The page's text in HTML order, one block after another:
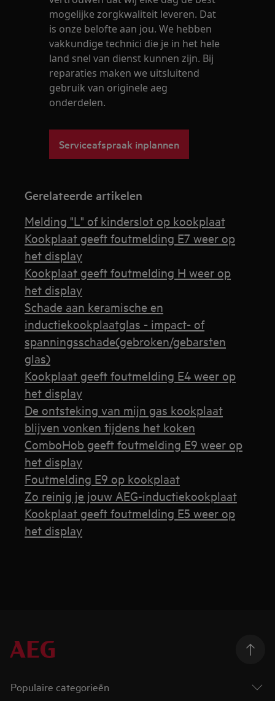
mogelijke zorgkwaliteit leveren. Dat
is onze belofte aan jou. We hebben
vakkundige technici die je in het hele
land snel van dienst kunnen zijn. Bij
reparaties maken we uitsluitend
gebruik van originele aeg
onderdelen.
Serviceafspraak inplannen
Gerelateerde artikelen
Melding "L" of kinderslot op kookplaat
Kookplaat geeft foutmelding E7 weer op
het display
Kookplaat geeft foutmelding H weer op
het display
Schade aan keramische en
inductiekookplaatglas - impact- of
spanningsschade(gebroken/gebarsten
glas)
Kookplaat geeft foutmelding E4 weer op
het display
De ontsteking van mijn gas kookplaat
blijven vonken tijdens het koken
ComboHob geeft foutmelding E9 weer op
het display
Foutmelding E9 op kookplaat
Zo reinig je jouw AEG-inductiekookplaat
Kookplaat geeft foutmelding E5 weer op
het display
Populaire categorieën